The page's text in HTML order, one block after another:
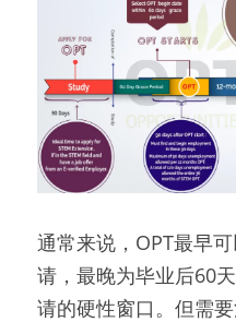
通常来说，OPT最早
请，最晚为毕业后60
请的硬性窗口。但需